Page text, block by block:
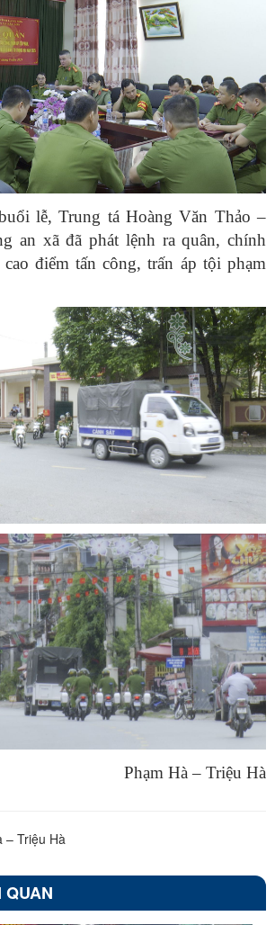
lễ, Trung tá Hoàng Văn Thảo –
an xã đã phát lệnh ra quân, chính
điểm tấn công, trấn áp tội phạm
Phạm Hà – Triệu Hà
– Triệu Hà